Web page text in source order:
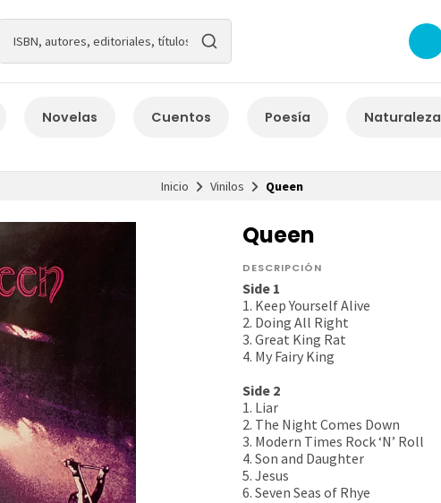
Novelas Cuentos Poesía Naturaleza
Inicio Vinilos Queen
Queen
DESCRIPCIÓN
Side 1
1. Keep Yourself Alive
2. Doing All Right
3. Great King Rat
4. My Fairy King
Side 2
1. Liar
2. The Night Comes Down
3. Modern Times Rock ‘N’ Roll
4. Son and Daughter
5. Jesus
6. Seven Seas of Rhye